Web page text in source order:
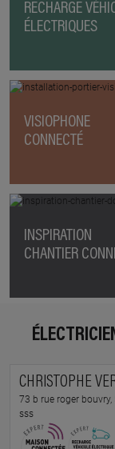
RECHARGE
ÉLECTRIQUES
VISIOPHONE
CONNECTÉ
INSPIRATION
CHANTIER
CHRISTOPHE
73 b rue roger bouvry,
sss